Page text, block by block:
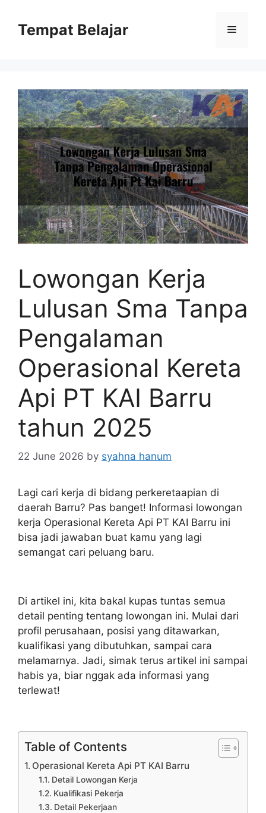
contentTempat Belajar Menu
Lowongan Kerja
Lulusan Sma Tanpa
Pengalaman
Operasional Kereta
Api PT KAI Barru
tahun 2025
22 June 2026 by syahna hanum
Lagi cari kerja di bidang perkeretaapian di
daerah Barru? Pas banget! Informasi lowongan
kerja Operasional Kereta Api PT KAI Barru ini
bisa jadi jawaban buat kamu yang lagi
semangat cari peluang baru.
Di artikel ini, kita bakal kupas tuntas semua
detail penting tentang lowongan ini. Mulai dari
profil perusahaan, posisi yang ditawarkan,
kualifikasi yang dibutuhkan, sampai cara
melamarnya. Jadi, simak terus artikel ini sampai
habis ya, biar nggak ada informasi yang
terlewat!
Table of Contents
Operasional Kereta Api PT KAI Barru
Detail Lowongan Kerja
Kualifikasi Pekerja
Detail Pekerjaan